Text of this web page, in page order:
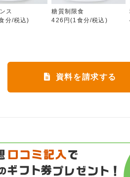
ス
分/税込)
糖質制限食
426円(1食分/税込)
資料を請求する